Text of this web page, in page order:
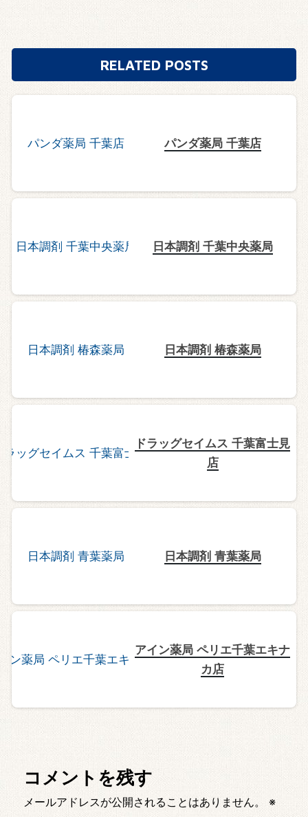
RELATED POSTS
パンダ薬局 千葉店
日本調剤 千葉中央薬局
日本調剤 椿森薬局
ドラッグセイムス 千葉富士見
店
日本調剤 青葉薬局
アイン薬局 ペリエ千葉エキナ
カ店
コメントを残す
メールアドレスが公開されることはありません。
※